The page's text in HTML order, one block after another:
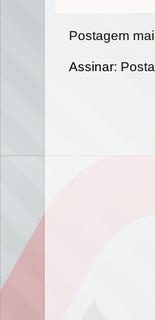
Postagem
Assinar: